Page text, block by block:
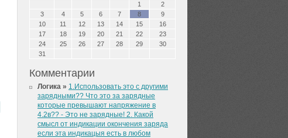
1
2
3
4 5 6 7 8
9
10
11 12 13 14 15
16
17
18 19 20 21 22
23
24
25 26 27 28 29
30
31
Комментарии
Логика » 1.Использовать это с другими
зарядными?? Что это за зарядные
которые превышают напряжение в
4.2в?? - Это не зарядные! 2. Какой
смысл от индикации окончения заряда
если эта индикацыя есть в любом